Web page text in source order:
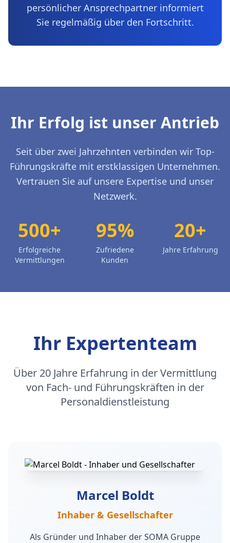
persönlicher Ansprechpartner informiert
Sie regelmäßig über den Fortschritt.
Ihr Erfolg ist unser Antrieb
Seit über zwei Jahrzehnten verbinden wir Top-
Führungskräfte mit erstklassigen Unternehmen.
Vertrauen Sie auf unsere Expertise und unser
Netzwerk.
500+
Erfolgreiche
Vermittlungen
95%
Zufriedene
Kunden
20+
Jahre Erfahrung
Ihr Expertenteam
Über 20 Jahre Erfahrung in der Vermittlung
von Fach- und Führungskräften in der
Personaldienstleistung
Marcel Boldt
Inhaber & Gesellschafter
Als Gründer und Inhaber der SOMA Gruppe